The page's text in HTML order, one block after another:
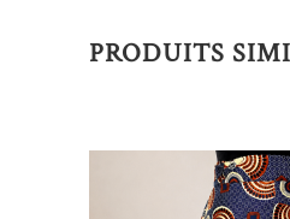
PRODUITS